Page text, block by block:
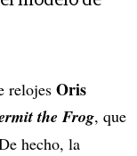
relojes Oris
the Frog, que
hecho, la